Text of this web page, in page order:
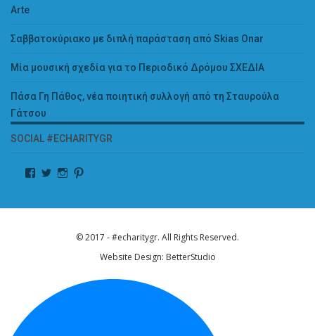
Arte
Σαββατοκύριακο με διπλή παράσταση από Skias Onar
Μία μουσική σχεδία για το Περιοδικό Δρόμου ΣΧΕΔΙΑ
Πάσα Γη Πάθος, νέα ποιητική συλλογή από τη Σταυρούλα
Γάτσου
SOCIAL #ECHARITYGR
© 2017 - #echaritygr. All Rights Reserved.
Website Design: BetterStudio